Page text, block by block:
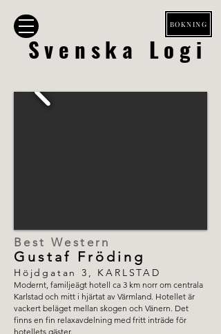
BOKNING
Svenska Logi
Gustaf Fröding
Best Western
Höjdgatan 3, KARLSTAD
Modernt, familjeägt hotell ca 3 km norr om centrala
Karlstad och mitt i hjärtat av Värmland. Hotellet är
vackert beläget mellan skogen och Vänern. Det
finns en fin relaxavdelning med fritt inträde för
hotellets gäster.